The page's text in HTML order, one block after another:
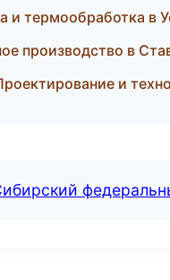
термообработка в
производство в
и